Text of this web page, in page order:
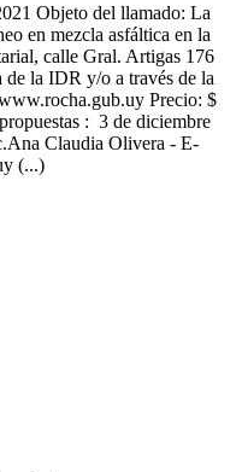
Objeto del llamado: La
en mezcla asfáltica en la
calle Gral. Artigas 176
la IDR y/o a través de la
Precio: $
: 3 de diciembre
Claudia Olivera - E-
(...)